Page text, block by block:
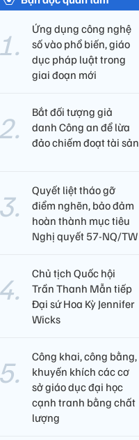
Ứng dụng công nghệ
số vào phổ biến, giáo
dục pháp luật trong
giai đoạn mới
Bắt đối tượng giả
danh Công an để lừa
đảo chiếm đoạt tài sản
Quyết liệt tháo gỡ
điểm nghẽn, bảo đảm
hoàn thành mục tiêu
Nghị quyết 57-NQ/TW
Chủ tịch Quốc hội
Trần Thanh Mẫn tiếp
Đại sứ Hoa Kỳ Jennifer
Wicks
Công khai, công bằng,
khuyến khích các cơ
sở giáo dục đại học
cạnh tranh bằng chất
lượng​